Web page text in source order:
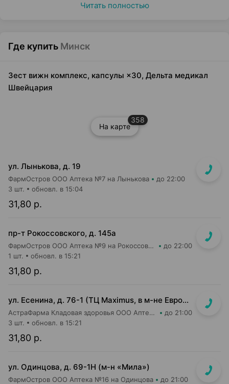
Читать полностью
Где купить Минск
Зест вижн комплекс, капсулы ×30, Дельта медикал
Швейцария
На карте
358
ул. Лынькова, д. 19
ФармОстров ООО Аптека №7 на Лынькова до 22:00
31,80 р.
3 шт. обновл. в 15:04
пр-т Рокоссовского, д. 145а
ФармОстров ООО Аптека №9 на Рокоссовского до 22:00
31,80 р.
1 шт. обновл. в 15:21
ул. Есенина, д. 76-1 (ТЦ Maximus, в м-не Евроопт Super)
АстраФарма Кладовая здоровья ООО Аптека №9 до 21:00
31,80 р.
3 шт. обновл. в 15:21
ул. Одинцова, д. 69-1Н (м-н «Мила»)
ФармОстров ООО Аптека №16 на Одинцова до 21:00